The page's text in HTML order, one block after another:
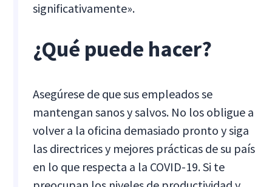
significativamente».
¿Qué puede hacer?
Asegúrese de que sus empleados se
mantengan sanos y salvos. No los obligue a
volver a la oficina demasiado pronto y siga
las directrices y mejores prácticas de su país
en lo que respecta a la COVID-19. Si te